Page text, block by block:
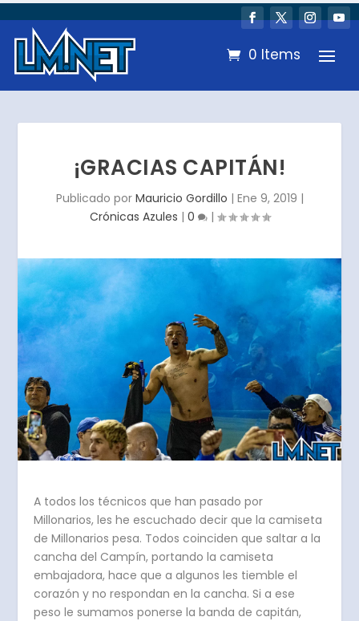
0 Items
¡GRACIAS CAPITÁN!
Publicado por Mauricio Gordillo | Ene 9, 2019 |
Crónicas Azules | 0 |
A todos los técnicos que han pasado por
Millonarios, les he escuchado decir que la camiseta
de Millonarios pesa. Todos coinciden que saltar a la
cancha del Campín, portando la camiseta
embajadora, hace que a algunos les tiemble el
corazón y no respondan en la cancha. Si a ese
peso le sumamos ponerse la banda de capitán,